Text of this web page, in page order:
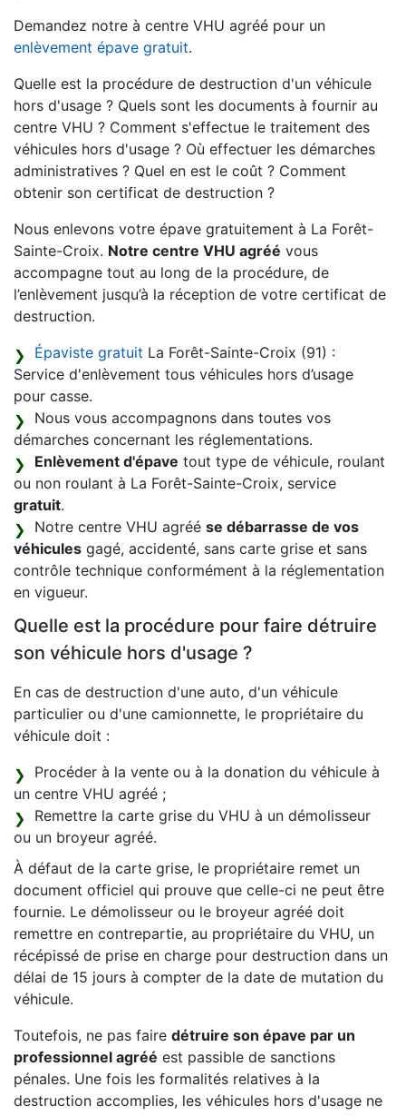
Demandez notre à centre VHU agréé pour un
enlèvement épave gratuit.
Quelle est la procédure de destruction d'un véhicule
hors d'usage ? Quels sont les documents à fournir au
centre VHU ? Comment s'effectue le traitement des
véhicules hors d'usage ? Où effectuer les démarches
administratives ? Quel en est le coût ? Comment
obtenir son certificat de destruction ?
Nous enlevons votre épave gratuitement à La Forêt-
Sainte-Croix. Notre centre VHU agréé vous
accompagne tout au long de la procédure, de
l’enlèvement jusqu’à la réception de votre certificat de
destruction.
Épaviste gratuit La Forêt-Sainte-Croix (91) :
Service d'enlèvement tous véhicules hors d’usage
pour casse.
Nous vous accompagnons dans toutes vos
démarches concernant les réglementations.
Enlèvement d'épave tout type de véhicule, roulant
ou non roulant à La Forêt-Sainte-Croix, service
gratuit.
Notre centre VHU agréé se débarrasse de vos
véhicules gagé, accidenté, sans carte grise et sans
contrôle technique conformément à la réglementation
en vigueur.
Quelle est la procédure pour faire détruire
son véhicule hors d'usage ?
En cas de destruction d'une auto, d'un véhicule
particulier ou d'une camionnette, le propriétaire du
véhicule doit :
Procéder à la vente ou à la donation du véhicule à
un centre VHU agréé ;
Remettre la carte grise du VHU à un démolisseur
ou un broyeur agréé.
À défaut de la carte grise, le propriétaire remet un
document officiel qui prouve que celle-ci ne peut être
fournie. Le démolisseur ou le broyeur agréé doit
remettre en contrepartie, au propriétaire du VHU, un
récépissé de prise en charge pour destruction dans un
délai de 15 jours à compter de la date de mutation du
véhicule.
Toutefois, ne pas faire détruire son épave par un
professionnel agréé est passible de sanctions
pénales. Une fois les formalités relatives à la
destruction accomplies, les véhicules hors d'usage ne